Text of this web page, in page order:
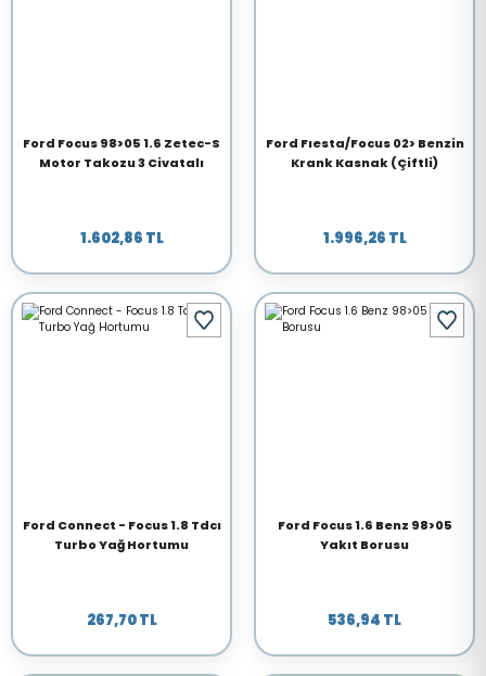
Ford Focus 98>05 1.6 Zetec-S
Motor Takozu 3 Civatalı
1.602,86 TL
Ford Fıesta/Focus 02> Benzin
Krank Kasnak (Çiftli)
1.996,26 TL
Ford Connect - Focus 1.8 Tdcı
Turbo Yağ Hortumu
267,70 TL
Ford Focus 1.6 Benz 98>05
Yakıt Borusu
536,94 TL